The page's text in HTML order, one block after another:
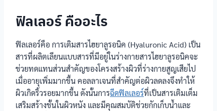
ฟิลเลอร์ คืออะไร
ฟิลเลอร์คือ การเติมสารไฮยาลูรอนิค (Hyaluronic Acid) เป็น
สารที่ผลิตเลียนแบบสารที่มีอยู่ในร่างกายสารไฮยาลูรอนิคจะ
ช่วยทดแทนส่วนสำคัญของโครงสร้างผิวที่ร่างกายสูญเสียไป
เมื่ออายุเพิ่มมากขึ้น คอลลาเจนที่สำคัญต่อผิวลดลงจึงทำให้
ผิวเกิดริ้วรอยมากขึ้น ดังนั้นการฉีดฟิลเลอร์ที่เป็นสารเติมเต็ม
เสริมสร้างชั้นในผิวหนัง และมีคุณสมบัติช่วยกักเก็บน้ำและ